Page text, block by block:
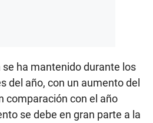
ha mantenido durante los
del año, con un aumento del
comparación con el año
se debe en gran parte a la